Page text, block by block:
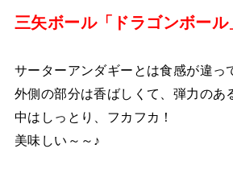
三矢ボール「ドラゴンボール
サーターアンダギーとは食感が違っ
外側の部分は香ばしくて、弾力のあ
中はしっとり、フカフカ！
美味しい～～♪